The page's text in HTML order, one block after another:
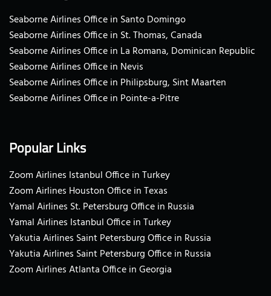
Seaborne Airlines Office in Santo Domingo
Seaborne Airlines Office in St. Thomas, Canada
Seaborne Airlines Office in La Romana, Dominican Republic
Seaborne Airlines Office in Nevis
Seaborne Airlines Office in Philipsburg, Sint Maarten
Seaborne Airlines Office in Pointe-a-Pitre
Popular Links
Zoom Airlines Istanbul Office in Turkey
Zoom Airlines Houston Office in Texas
Yamal Airlines St. Petersburg Office in Russia
Yamal Airlines Istanbul Office in Turkey
Yakutia Airlines Saint Petersburg Office in Russia
Yakutia Airlines Saint Petersburg Office in Russia
Zoom Airlines Atlanta Office in Georgia